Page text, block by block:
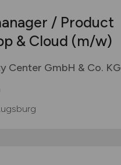
/ Product
& Cloud (m/w)
Center GmbH & Co. KG